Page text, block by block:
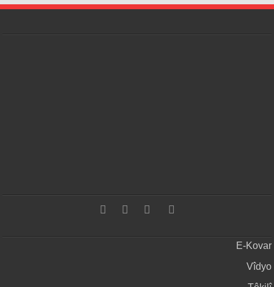
E-Kovar
Vîdyo